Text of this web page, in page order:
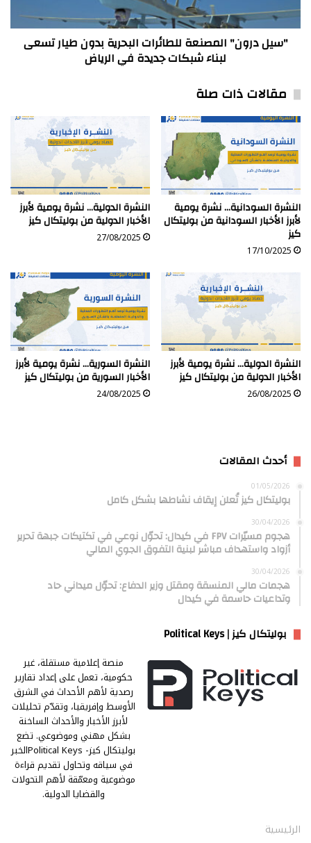
12
آذار
تسعى
لبناء
شبكات
"سيل درون" المصنعة للطائرات البحرية بدون طيار تسعى
لبناء شبكات جديدة في الرياض
مقالات ذات صلة
النشرة السودانية… نشرة يومية
لأبرز الأخبار السودانية من بوليتكال
كيز
17/10/2025
النشرة الدولية… نشرة يومية لأبرز
الأخبار الدولية من بوليتكال كيز
27/08/2025
النشرة الدولية… نشرة يومية لأبرز
الأخبار الدولية من بوليتكال كيز
26/08/2025
النشرة السورية… نشرة يومية لأبرز
الأخبار السورية من بوليتكال كيز
24/08/2025
أحدث المقالات
01/05/2026
بوليتكال كيز تُعلن إيقاف نشاطها بشكل كامل
30/04/2026
هجوم مسيّرات FPV في كيدال: تحوّل نوعي في تكتيكات جبهة تحرير
أزواد واستهداف مباشر لبنية التفوق الجوي المالي
30/04/2026
هجمات مالي المنسقة ومقتل وزير الدفاع: تحوّل ميداني حاد
وتداعيات حاسمة في كيدال
بوليتكال كيز | Political Keys
منصة إعلامية مستقلة، غير
حكومية، تعمل على إعداد تقارير
رصدية لأهم الأحداث في الشرق
الأوسط وإفريقيا، وتقدّم تحليلات
لأبرز الأخبار والأحداث الساخنة
بشكل مهني وموضوعي. تضع
بوليتكال كيز- Political Keysالخبر
في سياقه وتحاول تقديم قراءة
موضوعية ومعمّقة لأهم التحولات
والقضايا الدولية.
الرئيسية